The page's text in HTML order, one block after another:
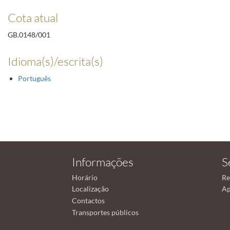
Cota atual
GB.0148/001
Idioma(s)/escrita(s)
Português
Informações
Horário
Localização
Contactos
Transportes públicos